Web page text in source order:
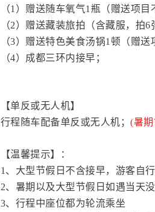
（1）赠送随车氧气1瓶（赠送项目
（2）赠送藏装旅拍（含藏服，拍
（3）赠送特色美食汤锅1顿（赠送
（4）成都三环内接早；
【单反或无人机】
行程随车配备单反或无人机；(暑
【温馨提示】：
1、大型节假日不含接早，游客自
2、暑期以及大型节假日如遇当天
3、行程中座位都为轮流乘坐